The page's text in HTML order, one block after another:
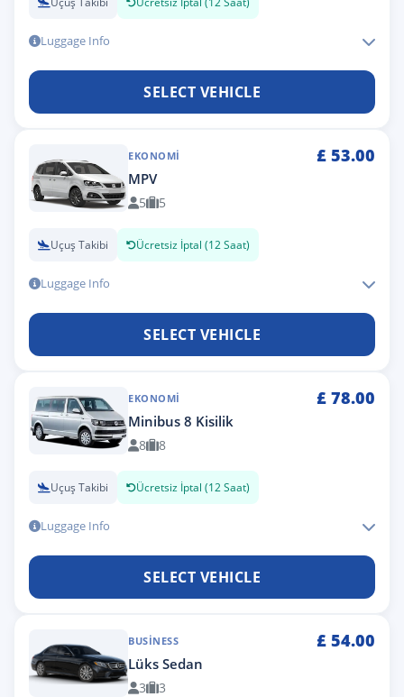
Luggage Info
SELECT VEHICLE
EKONOMI £ 53.00
MPV
5 5
Uçuş Takibi Ücretsiz İptal (12 Saat)
Luggage Info
SELECT VEHICLE
EKONOMI £ 78.00
Minibus 8 Kisilik
8 8
Uçuş Takibi Ücretsiz İptal (12 Saat)
Luggage Info
SELECT VEHICLE
BUSINESS £ 54.00
Lüks Sedan
3 3